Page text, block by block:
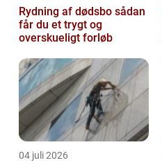
Rydning af dødsbo sådan
får du et trygt og
overskueligt forløb
04 juli 2026